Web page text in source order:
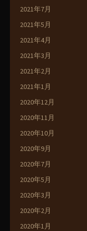
2021年7月
2021年5月
2021年4月
2021年3月
2021年2月
2021年1月
2020年12月
2020年11月
2020年10月
2020年9月
2020年7月
2020年5月
2020年3月
2020年2月
2020年1月